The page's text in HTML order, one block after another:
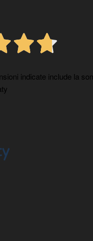
indicate include la